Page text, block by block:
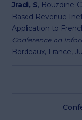
Jradi, S, Bouzdine-
Based Revenue
Application to
Conference on
Bordeaux, France,